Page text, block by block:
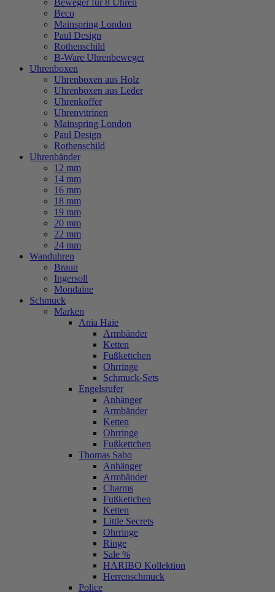
Beweger für 8 Uhren
Beco
Mainspring London
Paul Design
Rothenschild
B-Ware Uhrenbeweger
Uhrenboxen
Uhrenboxen aus Holz
Uhrenboxen aus Leder
Uhrenkoffer
Uhrenvitrinen
Mainspring London
Paul Design
Rothenschild
Uhrenbänder
12 mm
14 mm
16 mm
18 mm
19 mm
20 mm
22 mm
24 mm
Wanduhren
Braun
Ingersoll
Mondaine
Schmuck
Marken
Ania Haie
Armbänder
Ketten
Fußkettchen
Ohrringe
Schmuck-Sets
Engelsrufer
Anhänger
Armbänder
Ketten
Ohrringe
Fußkettchen
Thomas Sabo
Anhänger
Armbänder
Charms
Fußkettchen
Ketten
Little Secrets
Ohrringe
Ringe
Sale %
HARIBO Kollektion
Herrenschmuck
Police